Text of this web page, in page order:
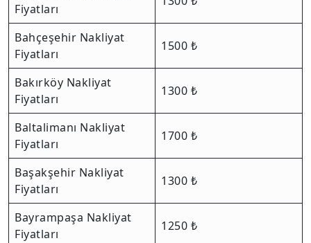
Fiyatları
Bahçeşehir Nakliyat
Fiyatları
1500 ₺
Bakırköy Nakliyat
Fiyatları
1300 ₺
Baltalimanı Nakliyat
Fiyatları
1700 ₺
Başakşehir Nakliyat
Fiyatları
1300 ₺
Bayrampaşa Nakliyat
Fiyatları
1250 ₺